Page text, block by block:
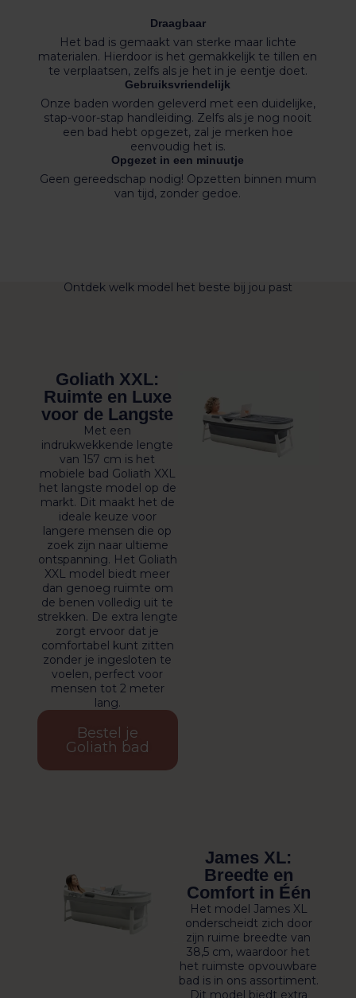
Draagbaar
Het bad is gemaakt van sterke maar lichte
materialen. Hierdoor is het gemakkelijk te tillen en
te verplaatsen, zelfs als je het in je eentje doet.
Gebruiksvriendelijk
Onze baden worden geleverd met een duidelijke,
stap-voor-stap handleiding. Zelfs als je nog nooit
een bad hebt opgezet, zal je merken hoe
eenvoudig het is.
Opgezet in een minuutje
Geen gereedschap nodig! Opzetten binnen mum
van tijd, zonder gedoe.
Ontdek welk model het beste bij jou past
Goliath XXL:
Ruimte en Luxe
voor de Langste
Met een
indrukwekkende lengte
van 157 cm is het
mobiele bad Goliath XXL
het langste model op de
markt. Dit maakt het de
ideale keuze voor
langere mensen die op
zoek zijn naar ultieme
ontspanning. Het Goliath
XXL model biedt meer
dan genoeg ruimte om
de benen volledig uit te
strekken. De extra lengte
zorgt ervoor dat je
comfortabel kunt zitten
zonder je ingesloten te
voelen, perfect voor
mensen tot 2 meter
lang.
Bestel je
Goliath bad
James XL:
Breedte en
Comfort in Één
Het model James XL
onderscheidt zich door
zijn ruime breedte van
38,5 cm, waardoor het
het ruimste opvouwbare
bad is in ons assortiment.
Dit model biedt extra